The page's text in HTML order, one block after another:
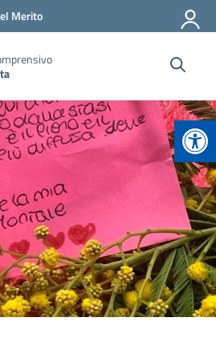
Merito